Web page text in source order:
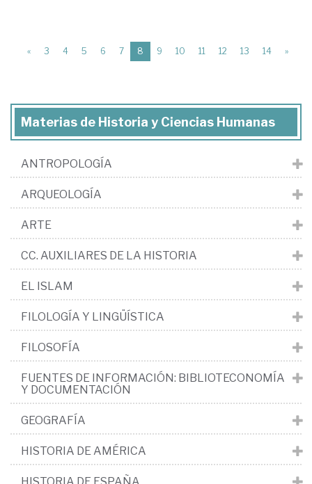
« 3 4 5 6 7 8 (current)
9 10 11 12 13 14 »
Materias de Historia y Ciencias Humanas
ANTROPOLOGÍA
ARQUEOLOGÍA
ARTE
CC. AUXILIARES DE LA HISTORIA
EL ISLAM
FILOLOGÍA Y LINGÜÍSTICA
FILOSOFÍA
FUENTES DE INFORMACIÓN: BIBLIOTECONOMÍA
Y DOCUMENTACIÓN
GEOGRAFÍA
HISTORIA DE AMÉRICA
HISTORIA DE ESPAÑA